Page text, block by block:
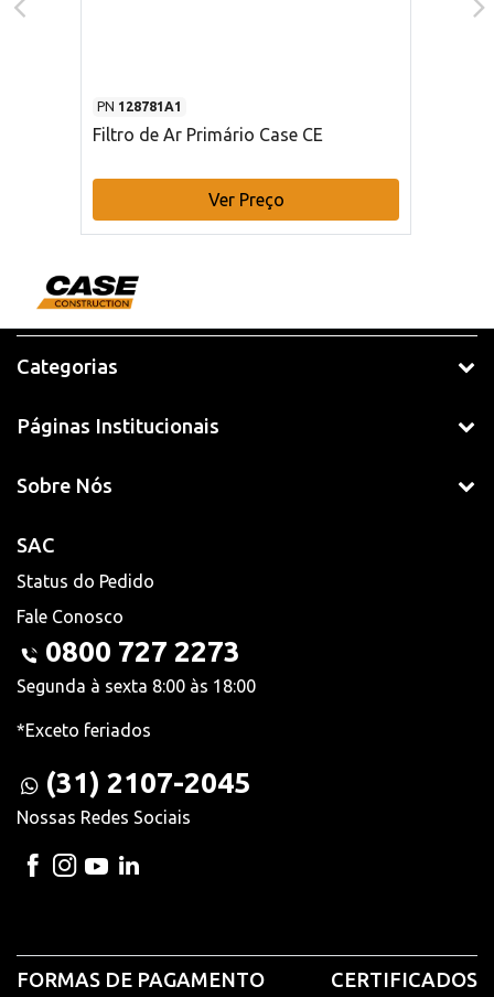
PN 128781A1
Filtro de Ar Primário Case CE
Ver Preço
Categorias
Páginas Institucionais
Sobre Nós
SAC
Status do Pedido
Fale Conosco
0800 727 2273
Segunda à sexta 8:00 às 18:00
*Exceto feriados
(31) 2107-2045
Nossas Redes Sociais
FORMAS DE PAGAMENTO CERTIFICADOS